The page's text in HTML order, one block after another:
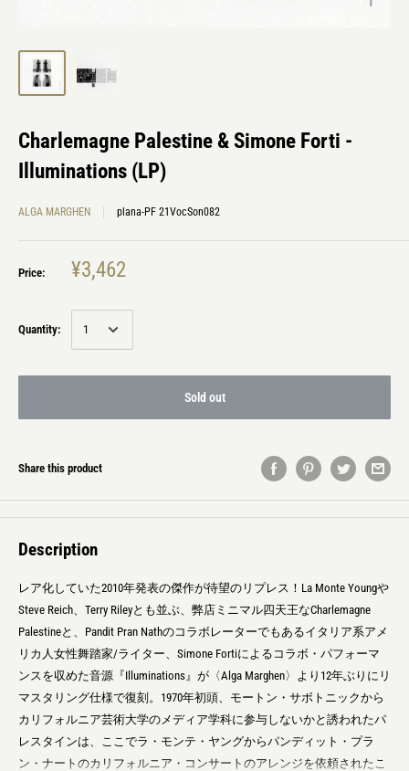
Charlemagne Palestine & Simone Forti -
Illuminations (LP)
ALGA MARGHEN plana-PF 21VocSon082
Price: ¥3,462
Quantity:
Sold out
Share this product
Description
レア化していた2010年発表の傑作が待望のリプレス！La Monte Youngや
Steve Reich、Terry Rileyとも並ぶ、弊店ミニマル四天王なCharlemagne
Palestineと、Pandit Pran Nathのコラボレーターでもあるイタリア系アメ
リカ人女性舞踏家/ライター、Simone Fortiによるコラボ・パフォーマ
ンスを収めた音源『Illuminations』が〈Alga Marghen〉より12年ぶりにリ
マスタリング仕様で復刻。1970年初頭、モートン・サボトニックから
カリフォルニア芸術大学のメディア学科に参与しないかと誘われたパ
レスタインは、ここでラ・モンテ・ヤングからパンディット・プラ
ン・ナートのカリフォルニア・コンサートのアレンジを依頼されたこ